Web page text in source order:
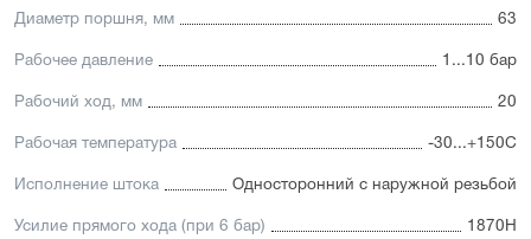
Отличительные черты:
Корпус изготовлен из легкого и прочного алюминия,
покрытого элоксаловым покрытием, препятствующим
коррозии
Шток изготавливается
из нержавеющей или хромированной стали, подходит
Уплотнение — полиуретан (PU) с возможностью
диапазоном (FKM/Viton). А также дополнительное
Диаметр поршня, мм 63
Рабочее давление 1...10 бар
Рабочий ход, мм 20
Рабочая температура -30...+150С
Исполнение штока Односторонний с наружной резьбой
Усилие прямого хода (при 6 бар) 1870Н